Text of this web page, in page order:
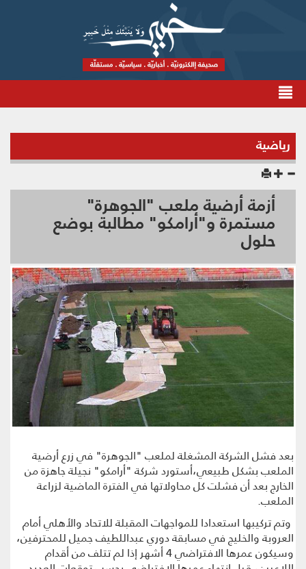
رياضية
أزمة أرضية ملعب "الجوهرة"
مستمرة و"أرامكو" مطالبة بوضع
حلول
بعد فشل الشركة المشغلة لملعب "الجوهرة" في زرع أرضية
الملعب بشكل طبيعي،أستورد شركة "أرامكو" نجيلة جاهزة من
الخارج بعد أن فشلت كل محاولاتها في الفترة الماضية لزراعة
الملعب.
وتم تركيبها استعدادا للمواجهات المقبلة للاتحاد والأهلي أمام
العروبة والخليج في مسابقة دوري عبداللطيف جميل للمحترفين،
وسيكون عمرها الافتراضي 4 أشهر إذا لم تتلف من أقدام